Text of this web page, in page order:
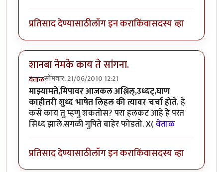
प्रतिसाद देण्यासाठीलॉग इन कराकिंवासदस्य व्हा
शानबा नेमके काय ते सांगना.
वेताळसोमवार, 21/06/2010 12:21
माझ्यामते,मिपावर आजकल अश्लिल्,उध्दट्,घाण
काहीतरी शुध्द भाषेत लिहल की त्यावर चर्चा होते.हे
कसे काय तु म्हणु शकतोस? परा हलकट आहे हे परत
सिध्द झाले.सगळी गुपिते बाहेर फोडतो. X(वेताळ
प्रतिसाद देण्यासाठीलॉग इन कराकिंवासदस्य व्हा